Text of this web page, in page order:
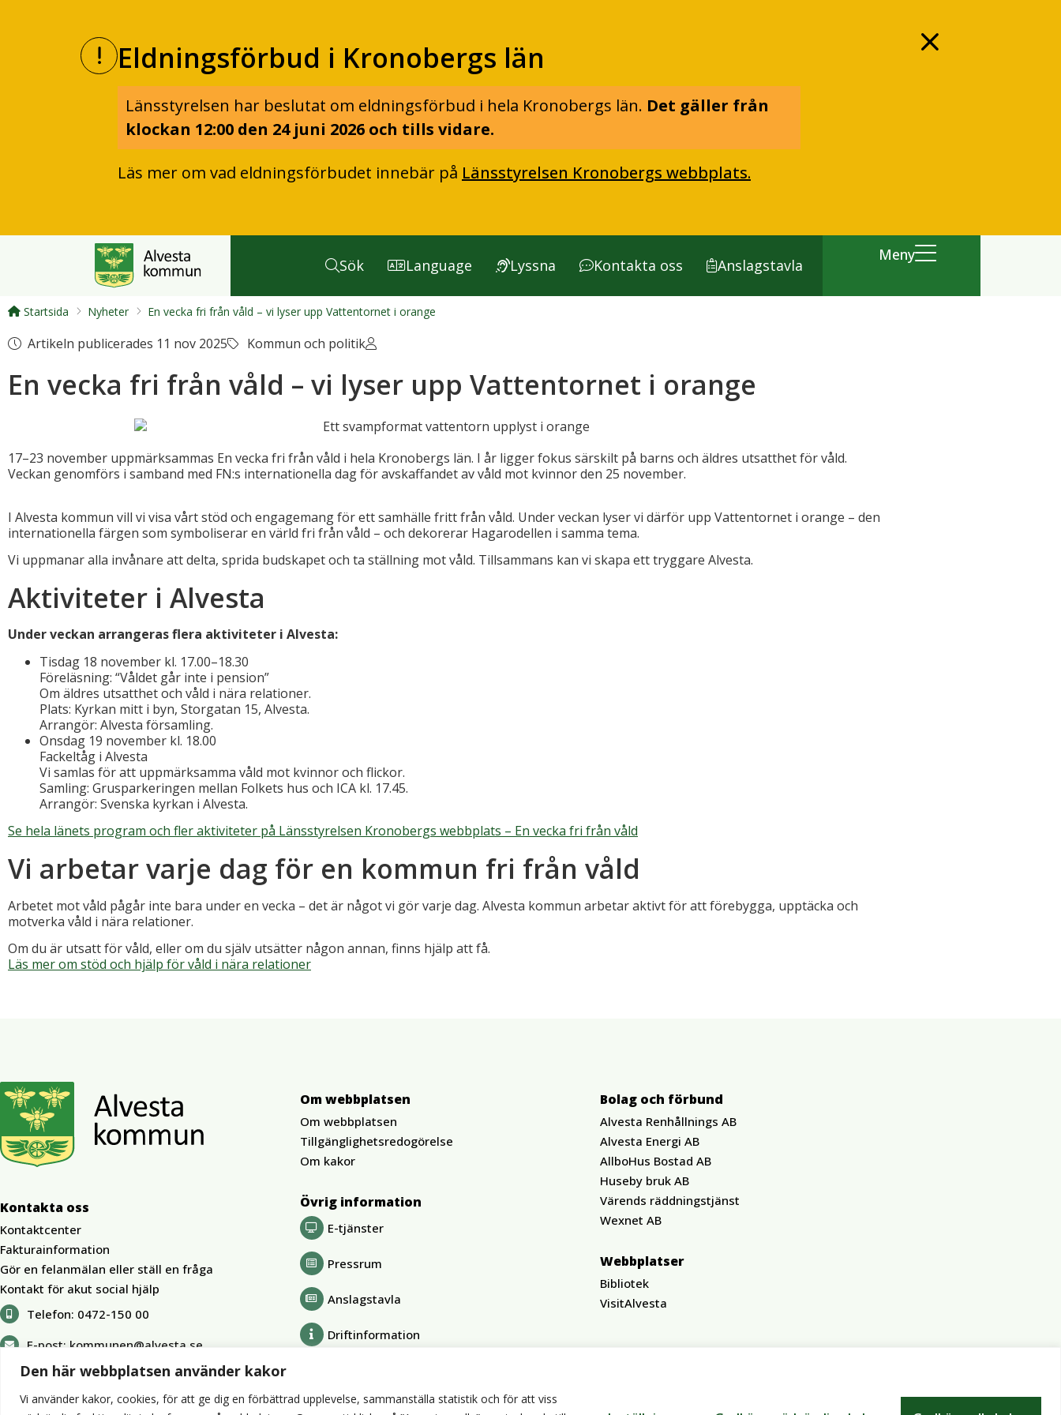
Den här webbplatsen använder kakor
Vi använder kakor, cookies, för att ge dig en förbättrad upplevelse, sammanställa statistik och för att viss
Eldningsförbud i Kronobergs län
Länsstyrelsen har beslutat om eldningsförbud i hela Kronobergs län. Det gäller från
klockan 12:00 den 24 juni 2026 och tills vidare.
Läs mer om vad eldningsförbudet innebär på Länsstyrelsen Kronobergs webbplats.
Sök Language Lyssna Kontakta oss Anslagstavla
Meny
Startsida Nyheter En vecka fri från våld – vi lyser upp Vattentornet i orange
Artikeln publicerades 11 nov 2025 Kommun och politik
En vecka fri från våld – vi lyser upp Vattentornet i orange
17–23 november uppmärksammas En vecka fri från våld i hela Kronobergs län. I år ligger fokus särskilt på barns och äldres utsatthet för våld.
Veckan genomförs i samband med FN:s internationella dag för avskaffandet av våld mot kvinnor den 25 november.
I Alvesta kommun vill vi visa vårt stöd och engagemang för ett samhälle fritt från våld. Under veckan lyser vi därför upp Vattentornet i orange – den
internationella färgen som symboliserar en värld fri från våld – och dekorerar Hagarodellen i samma tema.
Vi uppmanar alla invånare att delta, sprida budskapet och ta ställning mot våld. Tillsammans kan vi skapa ett tryggare Alvesta.
Aktiviteter i Alvesta
Under veckan arrangeras flera aktiviteter i Alvesta:
Tisdag 18 november kl. 17.00–18.30
Föreläsning: “Våldet går inte i pension”
Om äldres utsatthet och våld i nära relationer.
Plats: Kyrkan mitt i byn, Storgatan 15, Alvesta.
Arrangör: Alvesta församling.
Onsdag 19 november kl. 18.00
Fackeltåg i Alvesta
Vi samlas för att uppmärksamma våld mot kvinnor och flickor.
Samling: Grusparkeringen mellan Folkets hus och ICA kl. 17.45.
Arrangör: Svenska kyrkan i Alvesta.
Se hela länets program och fler aktiviteter på Länsstyrelsen Kronobergs webbplats – En vecka fri från våld
Vi arbetar varje dag för en kommun fri från våld
Arbetet mot våld pågår inte bara under en vecka – det är något vi gör varje dag. Alvesta kommun arbetar aktivt för att förebygga, upptäcka och
motverka våld i nära relationer.
Om du är utsatt för våld, eller om du själv utsätter någon annan, finns hjälp att få.
Läs mer om stöd och hjälp för våld i nära relationer
Kontakta oss
Kontaktcenter
Fakturainformation
Gör en felanmälan eller ställ en fråga
Kontakt för akut social hjälp
Telefon: 0472-150 00
E-post: kommunen@alvesta.se
Om webbplatsen
Om webbplatsen
Tillgänglighetsredogörelse
Om kakor
Övrig information
E-tjänster
Pressrum
Anslagstavla
Driftinformation
Bolag och förbund
Alvesta Renhållnings AB
Alvesta Energi AB
AllboHus Bostad AB
Huseby bruk AB
Värends räddningstjänst
Wexnet AB
Webbplatser
Bibliotek
VisitAlvesta